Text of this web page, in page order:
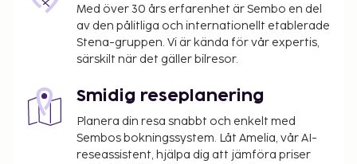
Med över 30 års erfarenhet är Sembo en del
av den pålitliga och internationellt etablerade
Stena-gruppen. Vi är kända för vår expertis,
särskilt när det gäller bilresor.
Smidig reseplanering
Planera din resa snabbt och enkelt med
Sembos bokningssystem. Låt Amelia, vår AI-
reseassistent, hjälpa dig att jämföra priser